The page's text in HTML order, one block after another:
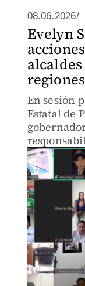
08.06.2026/
Evelyn
En sesión
Estatal de
población.